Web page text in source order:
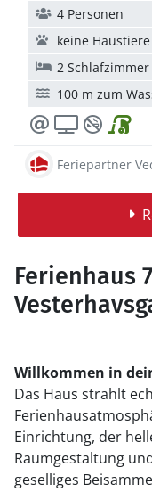
4 Personen
keine Haustiere
2 Schlafzimmer
100 m zum
Feriepartner
Ferienhaus
Willkommen in
Das Haus strahlt
Einrichtung, der
Raumgestaltung
geselliges